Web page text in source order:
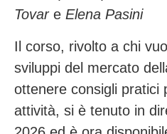
Tovar e Elena Pasini
Il corso, rivolto a chi
sviluppi del mercato
ottenere consigli pratici
attività, si è tenuto in